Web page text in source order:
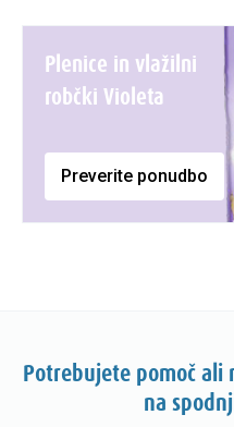
Plenice in vlažilni
robčki Violeta
Preverite ponudbo
Potrebujete pomoč ali
na